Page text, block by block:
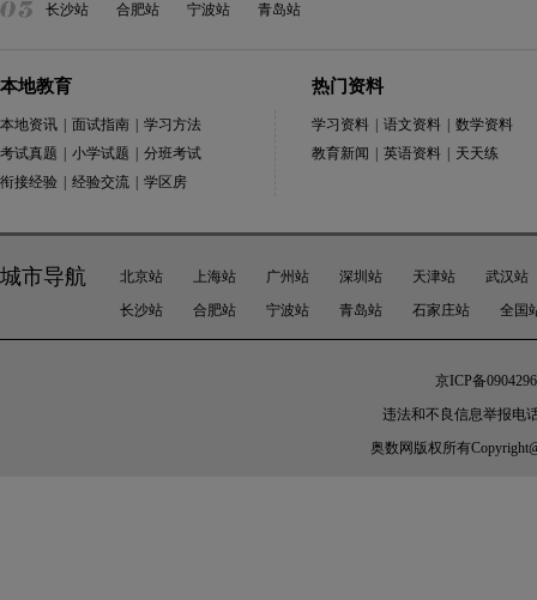
长沙站
合肥站 宁波站 青岛站
本地教育
本地资讯 面试指南
学习方法
考试真题
小学试题
分班考试
衔接经验
经验交流 学区房
热门资料
学习资料 语文资料
数学资料
教育新闻
英语资料 天天练
城市导航 北京站 上海站 广州站 深圳站 天津站
武汉站
长沙站
合肥站 宁波站 青岛站 石家庄站 全国
京ICP备
违法和不良信息举报电
奥数网 版权所有